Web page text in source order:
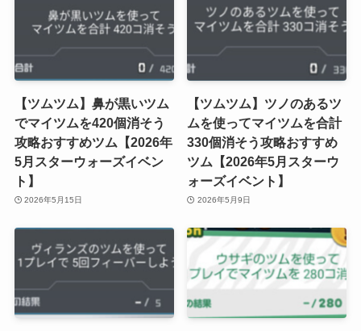
【ツムツム】鼻が黒いツム
でマイツムを420個消そう
攻略おすすめツム【2026年
5月スターウォーズイベン
ト】
2026年5月15日
【ツムツム】ツノのあるツ
ムを使ってマイツムを合計
330個消そう攻略おすすめ
ツム【2026年5月スターウ
ォーズイベント】
2026年5月9日